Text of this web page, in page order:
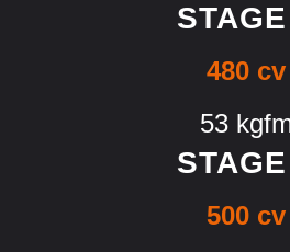
480 cv
53
500 cv